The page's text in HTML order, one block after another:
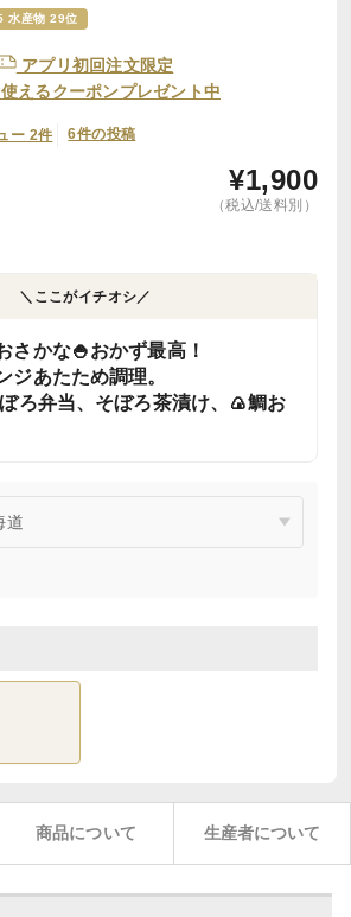
水産物 29位
アプリ初回注文限定
えるクーポンプレゼント中
ー 2件 6件の投稿
¥1,900
（税込/送料別）
＼ここがイチオシ／
さかな🍚おかず最高！
ジあたため調理。
ろ弁当、そぼろ茶漬け、🍙鯛お
商品について 生産者について